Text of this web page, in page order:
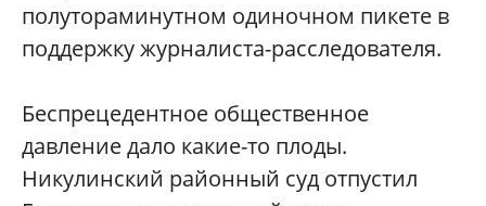
полутораминутном одиночном пикете в
поддержку журналиста-расследователя.
Беспрецедентное общественное
давление дало какие-то плоды.
Никулинский районный суд отпустил